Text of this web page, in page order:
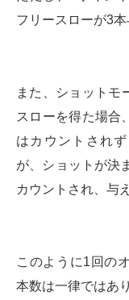
フリースローが3本
また、ショットモ
スローを得た場合
はカウントされ
が、ショットが決
カウントされ、与
このように1回の
本数は一律ではあ